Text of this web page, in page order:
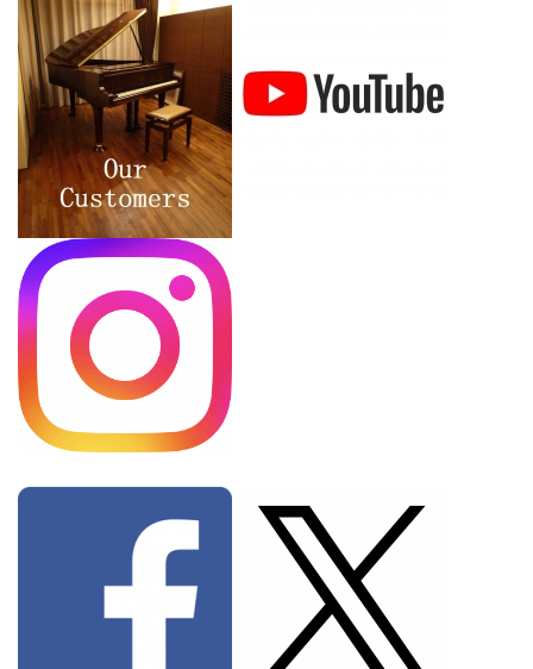
2025.02.05
ペトロフP118P1ウォルナット艶消モデル、入荷しました♪
2025.01.17
ペトロフP194Storm黒色艶出モデル、入荷しました♪
2025.01.17
【ご注文品】ペトロフP159Bora黒色艶出モデル、入荷しました♪
2025.01.08
ペトロフP159Bora黒色艶出モデル、ご注文をいただきました♪
2024.12.28
ペトロフP118P1ウォルナット艶出モデル、ご注文をいただきまし
た♪
お客様のペトロフご紹介/【お客様の声】更新♪
ペトロフP118P1ウォルナット艶消モデル、ご注文をいただきまし